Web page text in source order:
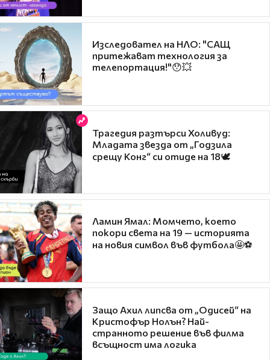
Изследовател на НЛО: "САЩ
притежават технология за
телепортация!"😯💥
Трагедия разтърси Холивуд:
Младата звезда от „Годзила
срещу Конг“ си отиде на 18🕊️
Ламин Ямал: Момчето, което
покори света на 19 — историята
на новия символ във футбола🤩⚽
Защо Ахил липсва от „Одисей“ на
Кристофър Нолън? Най-
странното решение във филма
всъщност има логика